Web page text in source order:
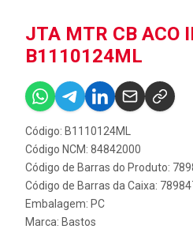
JTA MTR CB ACO
B1110124ML
Código: B1110124ML
Código NCM: 84842000
Código de Barras do Produto:
Código de Barras da Caixa:
Embalagem: PC
Marca: Bastos